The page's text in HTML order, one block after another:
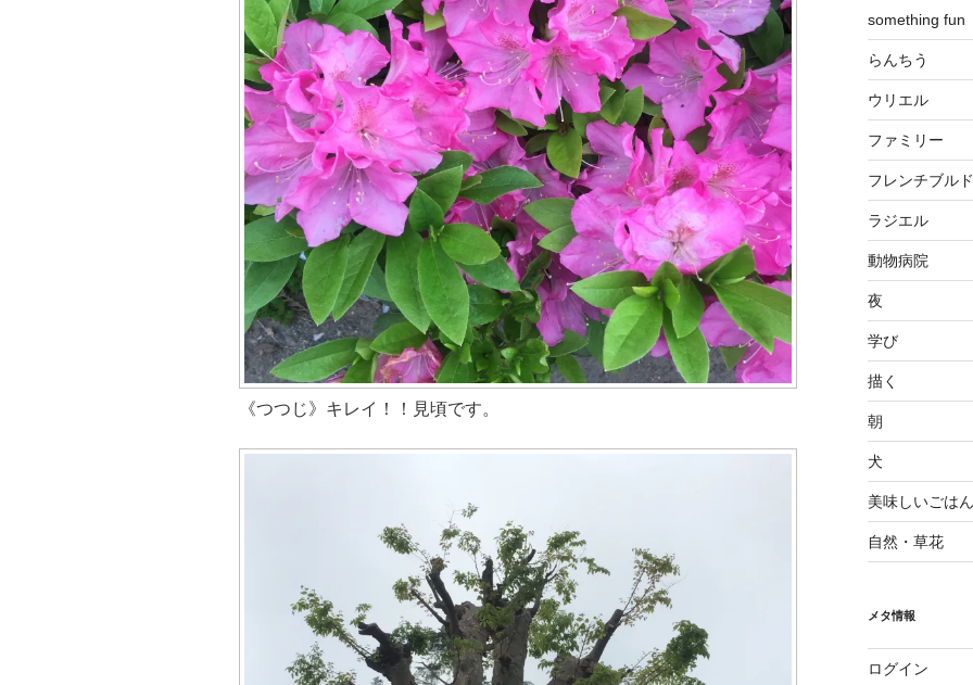
《つつじ》キレイ！！見頃です。
something fun
らんちう
ウリエル
ファミリー
フレンチブル
ラジエル
動物病院
夜
学び
描く
朝
犬
美味しいごはん
自然・草花
メタ情報
ログイン